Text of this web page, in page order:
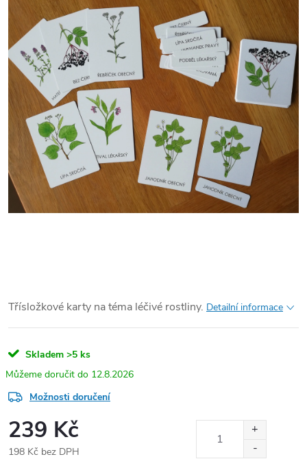
Třísložkové karty na téma léčivé rostliny. Detailní informace
Skladem >5 ks
12.8.2026
Možnosti doručení
239 Kč
198 Kč bez DPH